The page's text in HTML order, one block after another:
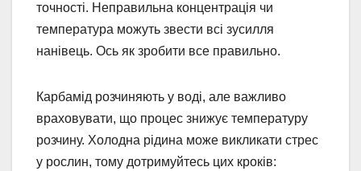
точності. Неправильна концентрація чи
температура можуть звести всі зусилля
нанівець. Ось як зробити все правильно.
Карбамід розчиняють у воді, але важливо
враховувати, що процес знижує температуру
розчину. Холодна рідина може викликати стрес
у рослин, тому дотримуйтесь цих кроків: